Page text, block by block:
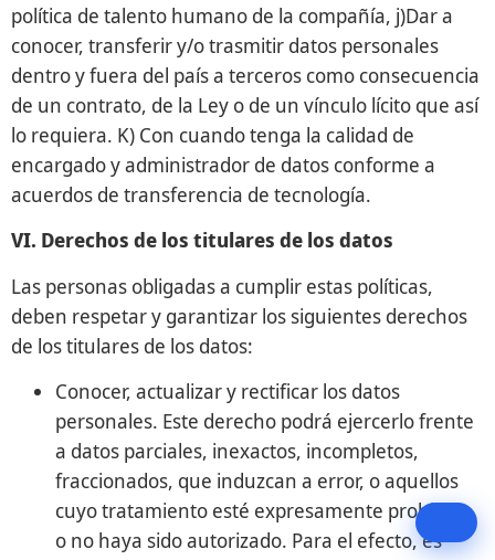
IA Empresarial con Microsoft
01Agentes de IA por Industria
25 Jun 2026 · Jueves · 10:30 AM
02 23 Jul 2026 · Jueves · 10:30 AM
03AI Governance & Responsible AI
27 Ago 2026 · Jueves · 10:30 AM
Reserve su plaza →
04De la Demo al ROI
24 Sep 2026 · Jueves · 10:30 AM
Reserve su plaza →
política de talento humano de la compañía, j)Dar a
conocer, transferir y/o trasmitir datos personales
dentro y fuera del país a terceros como consecuencia
de un contrato, de la Ley o de un vínculo lícito que así
lo requiera. K) Con cuando tenga la calidad de
encargado y administrador de datos conforme a
acuerdos de transferencia de tecnología.
VI. Derechos de los titulares de los datos
Las personas obligadas a cumplir estas políticas,
deben respetar y garantizar los siguientes derechos
de los titulares de los datos:
Conocer, actualizar y rectificar los datos
personales. Este derecho podrá ejercerlo frente
a datos parciales, inexactos, incompletos,
fraccionados, que induzcan a error, o aquellos
cuyo tratamiento esté expresamente prohibido
o no haya sido autorizado. Para el efecto, es